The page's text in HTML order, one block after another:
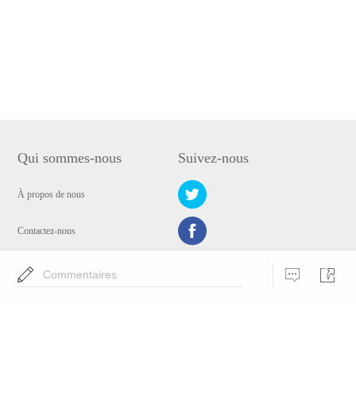
Qui sommes-nous
À propos de nous
Contactez-nous
Politique de confidentialité
Suivez-nous
Commentaires